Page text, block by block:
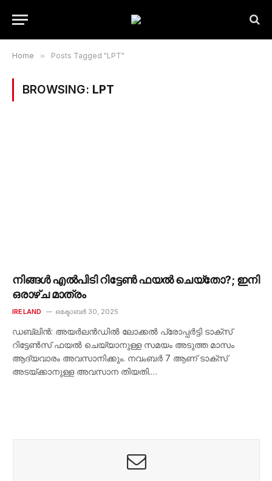
Home » Posts Tagged "LPT"
BROWSING: LPT
നിങ്ങൾ എൽപിടി റിട്ടേൺ ഫയൽ ചെയ്‌തോ?; ഇനി
ഒരാഴ്ച മാത്രം
IRELAND ഒക്ടോബർ 30, 2025
ഡബ്ലിൻ: അയർലൻഡിൽ ലോക്കൽ പ്രോപ്പർട്ടി ടാക്‌സ്
റിട്ടേൺസ് ഫയൽ ചെയ്യാനുള്ള സമയം അടുത്ത മാസം
ആദ്യവാരം അവസാനിക്കും. നവംബർ 7 ആണ് ടാക്‌സ്
അടയ്ക്കാനുള്ള അവസാന തിയതി.…